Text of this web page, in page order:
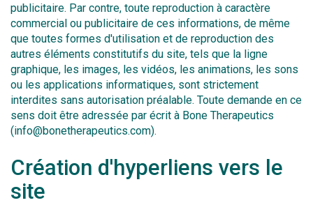
publicitaire. Par contre, toute reproduction à caractère
commercial ou publicitaire de ces informations, de même
que toutes formes d'utilisation et de reproduction des
autres éléments constitutifs du site, tels que la ligne
graphique, les images, les vidéos, les animations, les sons
ou les applications informatiques, sont strictement
interdites sans autorisation préalable. Toute demande en ce
sens doit être adressée par écrit à Bone Therapeutics
(info@bonetherapeutics.com).
Création d'hyperliens vers le
site